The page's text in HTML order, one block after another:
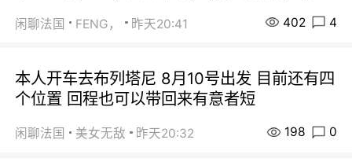
闲聊法国 FENG， 昨天20:41 402 4
本人开车去布列塔尼 8月10号出发 目前还有四
个位置 回程也可以带回来有意者短
闲聊法国 美女无敌 昨天20:32 198 0